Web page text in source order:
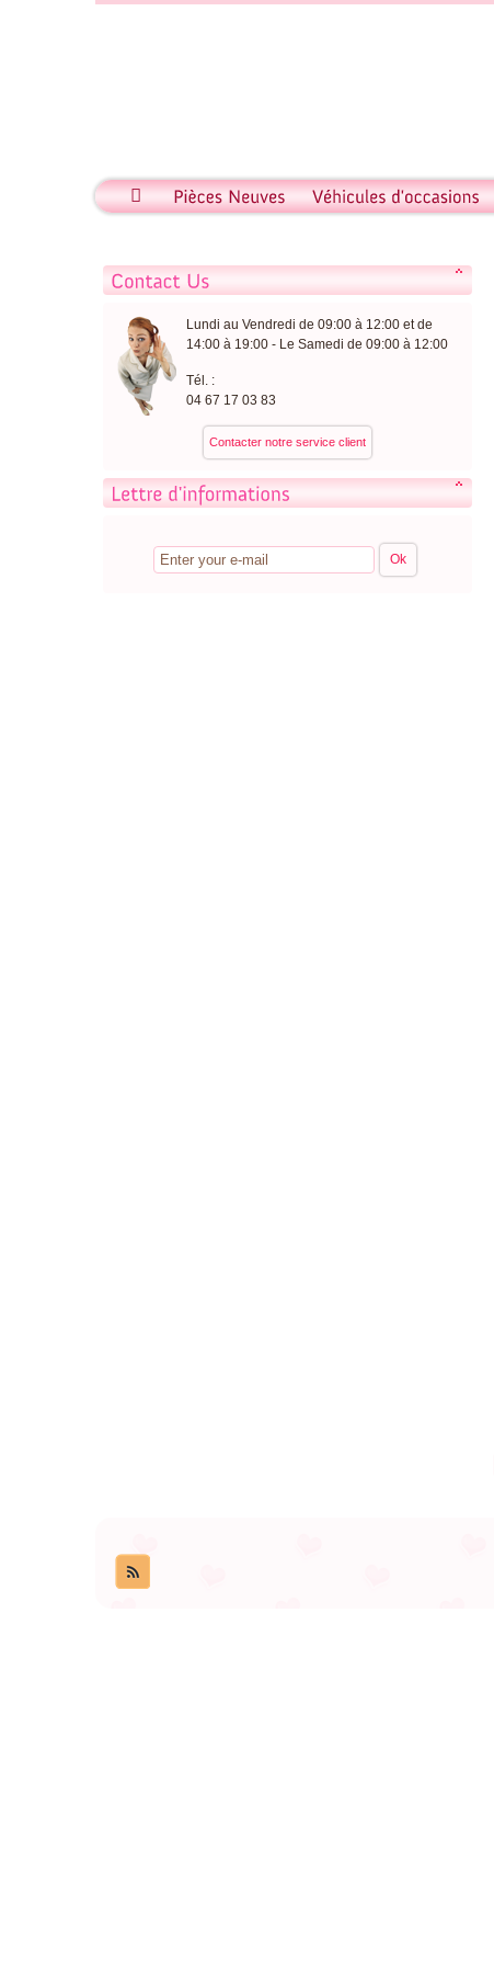
Lundi au Vendredi de 09:00 à 12:00 et de
14:00 à 19:00 - Le Samedi de 09:00 à 12:00
Tél. :
04 67 17 03 83
Contacter notre service client